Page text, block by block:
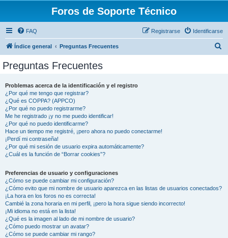
Foros de Soporte Técnico
FAQ Identificarse
Registrarse
Índice general Preguntas Frecuentes
Preguntas Frecuentes
Problemas acerca de la identificación y el registro
¿Por qué me tengo que registrar?
¿Qué es COPPA? (APPCO)
¿Por qué no puedo registrarme?
Me he registrado ¡y no me puedo identificar!
¿Por qué no puedo identificarme?
Hace un tiempo me registré, ¡pero ahora no puedo conectarme!
¡Perdí mi contraseña!
¿Por qué mi sesión de usuario expira automáticamente?
¿Cuál es la función de “Borrar cookies”?
Preferencias de usuario y configuraciones
¿Cómo se puede cambiar mi configuración?
¿Cómo evito que mi nombre de usuario aparezca en las listas de usuarios conectados?
¡La hora en los foros no es correcta!
Cambié la zona horaria en mi perfil, ¡pero la hora sigue siendo incorrecto!
¡Mi idioma no está en la lista!
¿Qué es la imagen al lado de mi nombre de usuario?
¿Cómo puedo mostrar un avatar?
¿Cómo se puede cambiar mi rango?